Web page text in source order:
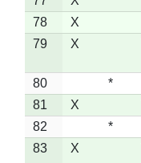
78
X
79
X
80 *
81
X
82
*
83
X